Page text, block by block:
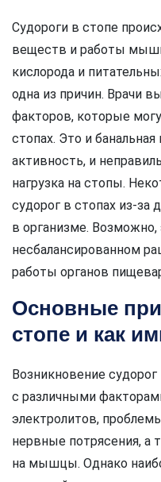
Судороги в стопе
веществ и работы
кислорода и
одна из причин. Врачи
факторов, которые
стопах. Это и
активность, и
нагрузка на стопы.
судорог в стопах из-за
в организме. Возможно,
несбалансированном
работы органов
Основные
стопе и как
Возникновение
с различными
электролитов,
нервные потрясения, а
на мышцы. Однако